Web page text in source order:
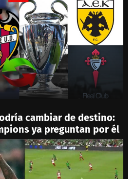
cambiar de destino:
ya preguntan por él